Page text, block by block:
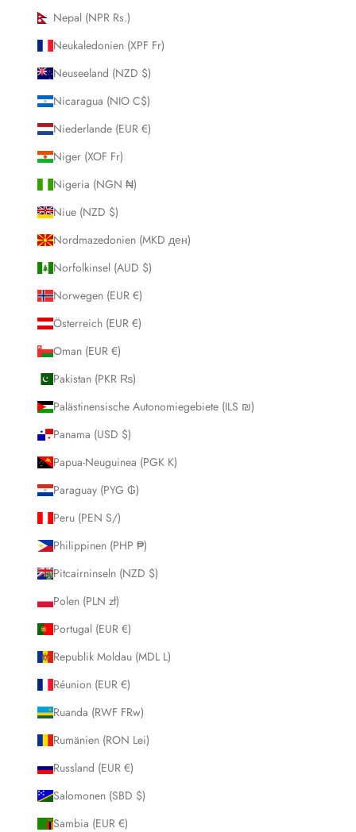
Nepal (NPR Rs.)
Neukaledonien (XPF Fr)
Neuseeland (NZD $)
Nicaragua (NIO C$)
Niederlande (EUR €)
Niger (XOF Fr)
Nigeria (NGN ₦)
Niue (NZD $)
Nordmazedonien (MKD ден)
Norfolkinsel (AUD $)
Norwegen (EUR €)
Österreich (EUR €)
Oman (EUR €)
Pakistan (PKR ₨)
Palästinensische Autonomiegebiete (ILS ₪)
Panama (USD $)
Papua-Neuguinea (PGK K)
Paraguay (PYG ₲)
Peru (PEN S/)
Philippinen (PHP ₱)
Pitcairninseln (NZD $)
Polen (PLN zł)
Portugal (EUR €)
Republik Moldau (MDL L)
Réunion (EUR €)
Ruanda (RWF FRw)
Rumänien (RON Lei)
Russland (EUR €)
Salomonen (SBD $)
Sambia (EUR €)